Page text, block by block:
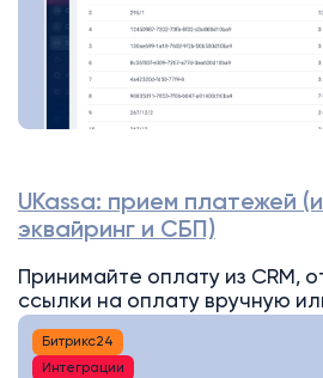
UKassa: прием платежей
эквайринг и СБП)
Принимайте оплату из CRM,
ссылки на оплату вручную
Битрикс24
Интеграции